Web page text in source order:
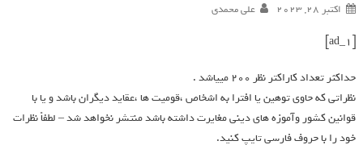
اکتبر 28, 2023 علی محمدی
حداکثر تعداد کاراکتر نظر 200 ميياشد .
نظراتی که حاوی توهین یا افترا به اشخاص ،قومیت ها ،عقاید دیگران باشد و یا با
قوانین کشور وآموزه های دینی مغایرت داشته باشد منتشر نخواهد شد – لطفاً نظرات
خود را با حروف فارسی تایپ کنید.